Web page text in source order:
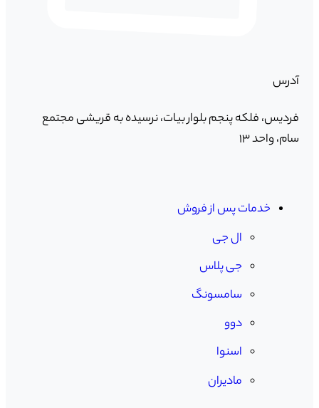
آدرس
فردیس، فلکه پنجم بلوار بیات، نرسیده به قریشی مجتمع
سام، واحد ۱۳
خدمات پس از فروش
ال جی
جی پلاس
سامسونگ
دوو
اسنوا
مادیران